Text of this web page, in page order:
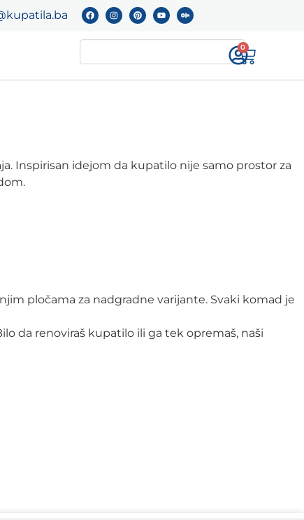
0
Inspirisan idejom da kupatilo nije samo prostor za
pločama za nadgradne varijante. Svaki komad je
da renoviraš kupatilo ili ga tek opremaš, naši